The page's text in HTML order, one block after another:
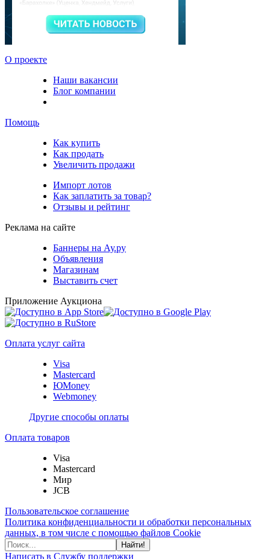
О проекте
Наши вакансии
Блог компании
Помощь
Как купить
Как продать
Увеличить продажи
Импорт лотов
Как заплатить за товар?
Отзывы и рейтинг
Реклама на сайте
Баннеры на Ау.ру
Объявления
Магазинам
Выставить счет
Приложение Аукциона
Оплата услуг сайта
Visa
Mastercard
ЮMoney
Webmoney
Другие способы оплаты
Оплата товаров
Visa
Mastercard
Мир
JCB
Пользовательское соглашение
Политика конфиденциальности и обработки персональных
данных, в том числе с помощью файлов Cookie
Найти!
Написать в Службу поддержки